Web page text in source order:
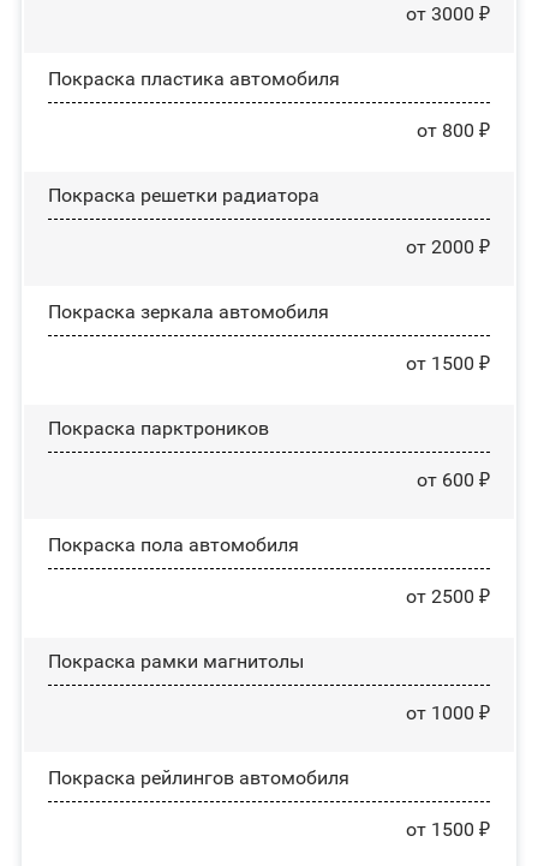
от 3000 ₽
Покраска пластика автомобиля
от 800 ₽
Покраска решетки радиатора
от 2000 ₽
Покраска зеркала автомобиля
от 1500 ₽
Покраска парктроников
от 600 ₽
Покраска пола автомобиля
от 2500 ₽
Покраска рамки магнитолы
от 1000 ₽
Покраска рейлингов автомобиля
от 1500 ₽